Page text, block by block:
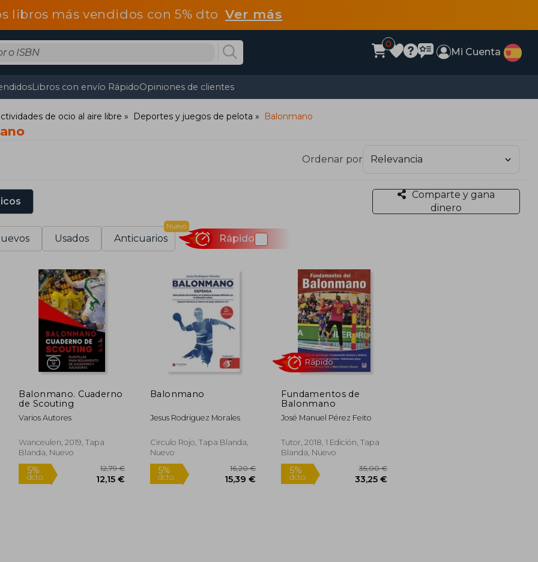
libros más vendidos con 5% dtoVer más
0
Mi Cuenta
Libros con envío RápidoOpiniones de clientes
de ocio al aire libre Deportes y juegos de pelota Balonmano
Ordenar por
Comparte y gana
dinero
Usados Anticuarios
Nuevo
Rápido
Balonmano. Cuaderno
de Scouting
Varios Autores
Wanceulen, 2019, Tapa
Blanda, Nuevo
Balonmano
Jesus Rodriguez Morales
Circulo Rojo, Tapa Blanda,
Nuevo
Fundamentos de
Balonmano
José Manuel Pérez Feito
Tutor, 2018, 1 Edición, Tapa
Blanda, Nuevo